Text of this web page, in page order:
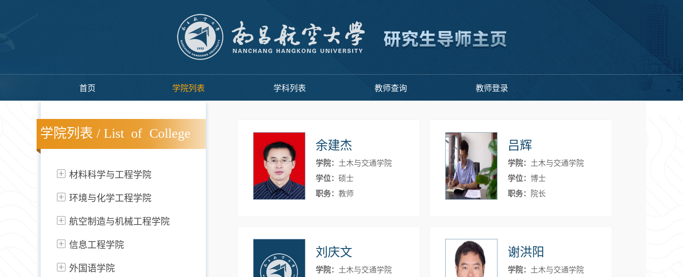
首页 学院列表 学科列表 教师查询 教师登录
学院列表 / List of College
材料科学与工程学院
环境与化学工程学院
航空制造与机械工程学院
信息工程学院
外国语学院
余建杰
学院： 土木与交通学院
学位： 硕士
职务： 教师
吕辉
学院： 土木与交通学院
学位： 博士
职务： 院长
刘庆文
学院： 土木与交通学院
谢洪阳
学院： 土木与交通学院